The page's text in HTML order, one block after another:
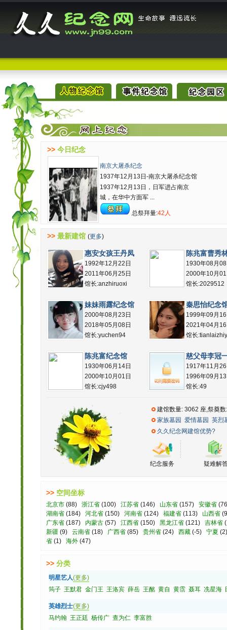
>>今日纪念
南京大屠杀纪念
1937年12月13日-南京大屠杀纪念馆
1937年12月13日，日军进占南京
城，在华中方面军 ...
总祭拜量:42人
>>最新建馆 (更多)
惠安女孩王丹凤
1992年12月22日
2011年06月25日
馆长:anzhiruoxi
陈兆富曹秀
1930年08月
2000年10月
馆长:2029512
妹妹雨露纪念馆
2000年08月23日
2018年05月08日
馆长:yuchen94
秦思怡纪念
1999年09月
2021年04月
馆长
陈兆富纪念馆
1930年06月14日
2000年10月01日
馆长:cjy498
慈父母李冠
1917年11月
1996年09月
馆长:49
建馆数量: 3062 座,祭奠
家族墓园 爱情墓园 英烈
久久纪念网建馆优势?
纪念服务 疑难解
>>空间坐标
北京市(88) 浙江省(100) 江苏省(146) 山东省(157) 安徽省
湖南省(184) 河北省(150) 河南省(124) 福建省(113) 山西省
广东省(187) 内蒙古(57) 江西省(150) 黑龙江省(121) 吉林省
新疆 (9) 云南省(18) 广西省(85) 贵州省(24) 西藏(-5) 宁夏
省(1) 海外(47)
>>分类
明星艺人(更多)
筠子 王默君 金门王 王洛宾 薛岳 王酩 黄自 黄霑 聂耳 冼星海
英雄烈士(更多)
马约翰 王正廷 杨传广 查为仁 李富胜